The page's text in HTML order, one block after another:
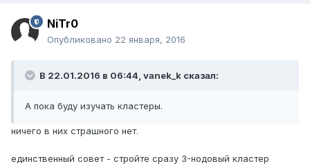
NiTr0
Опубликовано 22 января, 2016
В 22.01.2016 в 06:44, vanek_k сказал:
А пока буду изучать кластеры.
ничего в них страшного нет.
единственный совет - стройте сразу 3-нодовый кластер